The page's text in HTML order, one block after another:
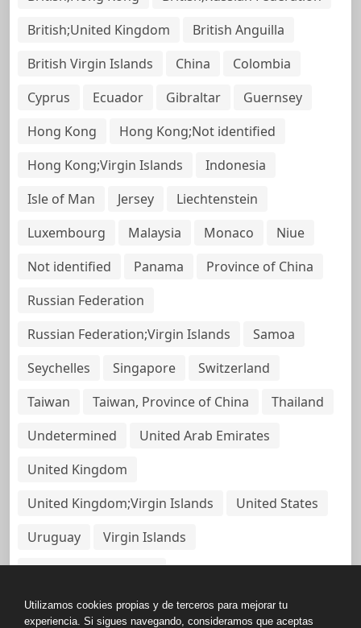
British;United Kingdom
British Anguilla
British Virgin Islands
China
Colombia
Cyprus
Ecuador Gibraltar
Guernsey
Hong Kong
Hong Kong;Not identified
Hong Kong;Virgin Islands
Indonesia
Isle of Man
Jersey
Liechtenstein
Luxembourg
Malaysia Monaco
Niue
Not identified
Panama
Province of China
Russian Federation
Russian Federation;Virgin Islands
Samoa
Seychelles
Singapore
Switzerland
Taiwan
Taiwan, Province of China
Thailand
Undetermined
United Arab Emirates
United Kingdom
United Kingdom;Virgin Islands
United States
Uruguay
Virgin Islands
Virgin Islands, British
Utilizamos cookies propias y de terceros para mejorar tu
experiencia. Si sigues navegando, consideramos que aceptas